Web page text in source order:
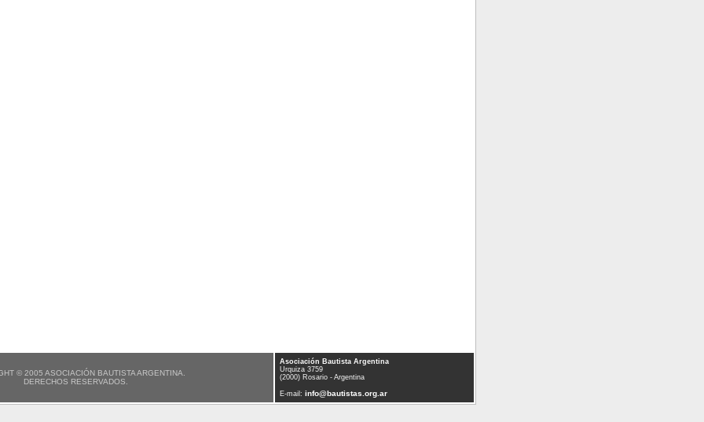
© 2005 ASOCIACIÓN BAUTISTA ARGENTINA.
DERECHOS RESERVADOS.
Asociación Bautista Argentina
Urquiza 3759
(2000) Rosario - Argentina
E-mail: info@bautistas.org.ar